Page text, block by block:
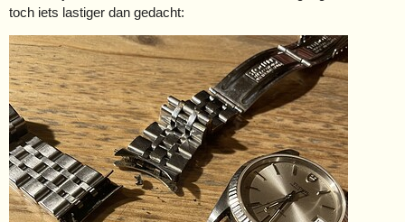
toch iets lastiger dan gedacht: